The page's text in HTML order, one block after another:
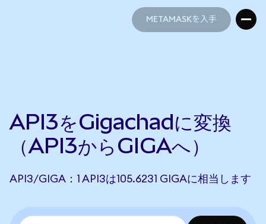
METAMASKを入手
API3をGigachadに変換
（API3からGIGAへ）
API3/GIGA：1 API3は105.6231 GIGAに相当します